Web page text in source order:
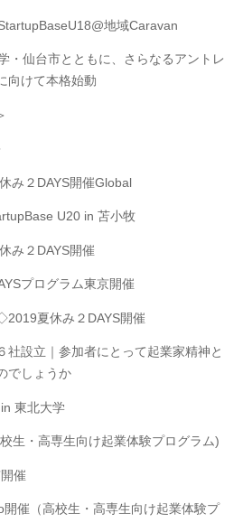
地域Caravan
・仙台市とともに、さらなるアントレ
向けて本格始動
み２DAYS開催Global
U20 in 苫小牧
み２DAYS開催
プログラム東京開催
夏休み２DAYS開催
社設立｜参加者にとって起業家精神と
でしょうか
東北大学
生・高専生向け起業体験プログラム)
催
催（高校生・高専生向け起業体験プ